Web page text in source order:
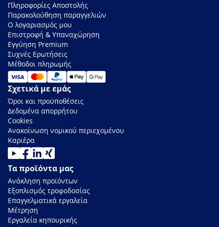
Πληροφορίες Αποστολής
Παρακολούθηση παραγγελιών
Ο λογαριασμός μου
Επιστροφή & Υπαναχώρηση
Εγγύηση Premium
Συχνές Ερωτήσεις
Μέθοδοι πληρωμής
Σχετικά με εμάς
Όροι και προϋποθέσεις
Δεδομένα απορρήτου
Cookies
Ανακοίνωση νομικού περιεχομένου
Καριέρα
Τα προϊόντα μας
Ανάκληση προϊόντων
Εξοπλισμός τροφοδοσίας
Επαγγελματικά εργαλεία
Μέτρηση
Εργαλεία κηπουρικής